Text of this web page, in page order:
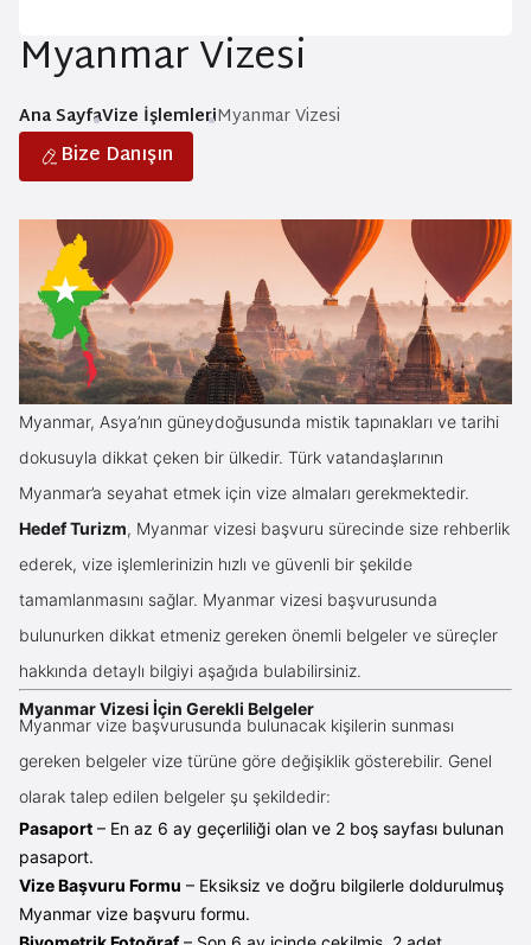
Myanmar Vizesi
Ana SayfaVize İşlemleriMyanmar Vizesi
Bize Danışın
Myanmar, Asya’nın güneydoğusunda mistik tapınakları ve tarihi
dokusuyla dikkat çeken bir ülkedir. Türk vatandaşlarının
Myanmar’a seyahat etmek için vize almaları gerekmektedir.
Hedef Turizm, Myanmar vizesi başvuru sürecinde size rehberlik
ederek, vize işlemlerinizin hızlı ve güvenli bir şekilde
tamamlanmasını sağlar. Myanmar vizesi başvurusunda
bulunurken dikkat etmeniz gereken önemli belgeler ve süreçler
hakkında detaylı bilgiyi aşağıda bulabilirsiniz.
Myanmar Vizesi İçin Gerekli Belgeler
Myanmar vize başvurusunda bulunacak kişilerin sunması
gereken belgeler vize türüne göre değişiklik gösterebilir. Genel
olarak talep edilen belgeler şu şekildedir:
Pasaport – En az 6 ay geçerliliği olan ve 2 boş sayfası bulunan
pasaport.
Vize Başvuru Formu – Eksiksiz ve doğru bilgilerle doldurulmuş
Myanmar vize başvuru formu.